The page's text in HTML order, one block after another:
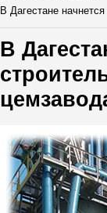
В Дагестане
В